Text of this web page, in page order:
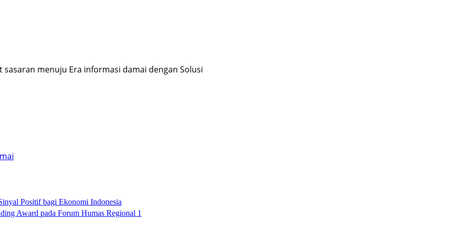
menuju Era informasi damai dengan Solusi
Positif bagi Ekonomi Indonesia
Award pada Forum Humas Regional 1